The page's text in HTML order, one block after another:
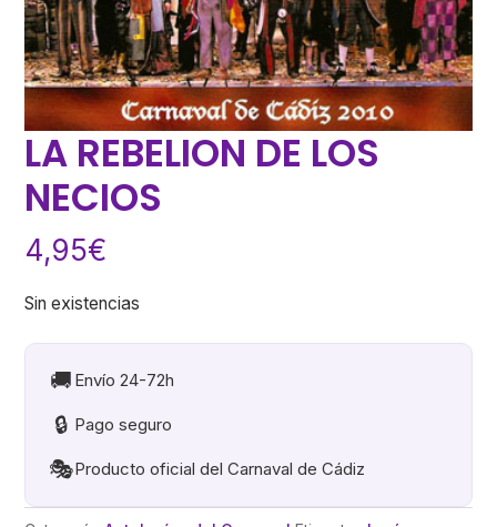
LA REBELION DE LOS
NECIOS
4,95€
Sin existencias
🚚 Envío 24-72h
🔒 Pago seguro
🎭Producto oficial del Carnaval de Cádiz